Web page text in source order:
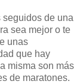
seguidos de una
sea mejor o te
unas
que hay
misma son más
de maratones.